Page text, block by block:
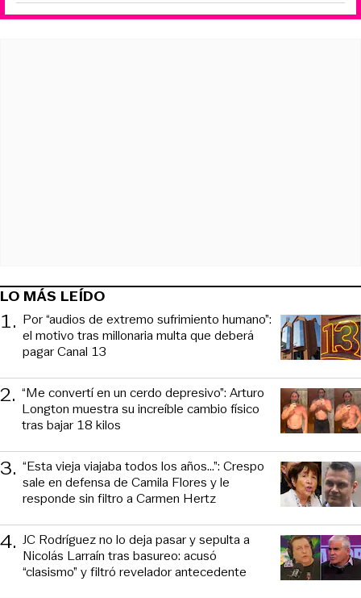
LO MÁS LEÍDO
1. Por “audios de extremo sufrimiento humano”:
el motivo tras millonaria multa que deberá
pagar Canal 13
2. “Me convertí en un cerdo depresivo”: Arturo
Longton muestra su increíble cambio físico
tras bajar 18 kilos
3. “Esta vieja viajaba todos los años...”: Crespo
sale en defensa de Camila Flores y le
responde sin filtro a Carmen Hertz
4. JC Rodríguez no lo deja pasar y sepulta a
Nicolás Larraín tras basureo: acusó
“clasismo” y filtró revelador antecedente